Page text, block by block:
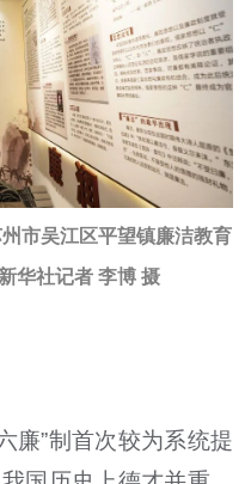
市吴江区平望镇廉洁教育
华社记者 李博 摄
廉”制首次较为系统提